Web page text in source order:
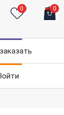
0 0